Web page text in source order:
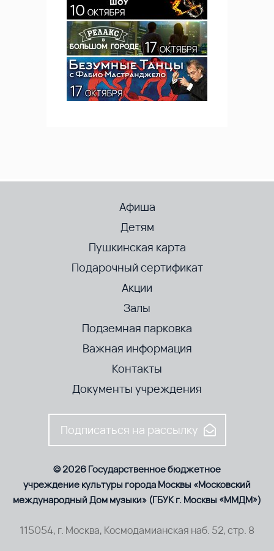
Афиша
Детям
Пушкинская карта
Подарочный сертификат
Акции
Залы
Подземная парковка
Важная информация
Контакты
Документы учреждения
Подписаться на рассылку
© 2026 Государственное бюджетное
учреждение культуры города Москвы «Московский
международный Дом музыки» (ГБУК г. Москвы «ММДМ»)
115054, г. Москва, Космодамианская наб. 52, стр. 8